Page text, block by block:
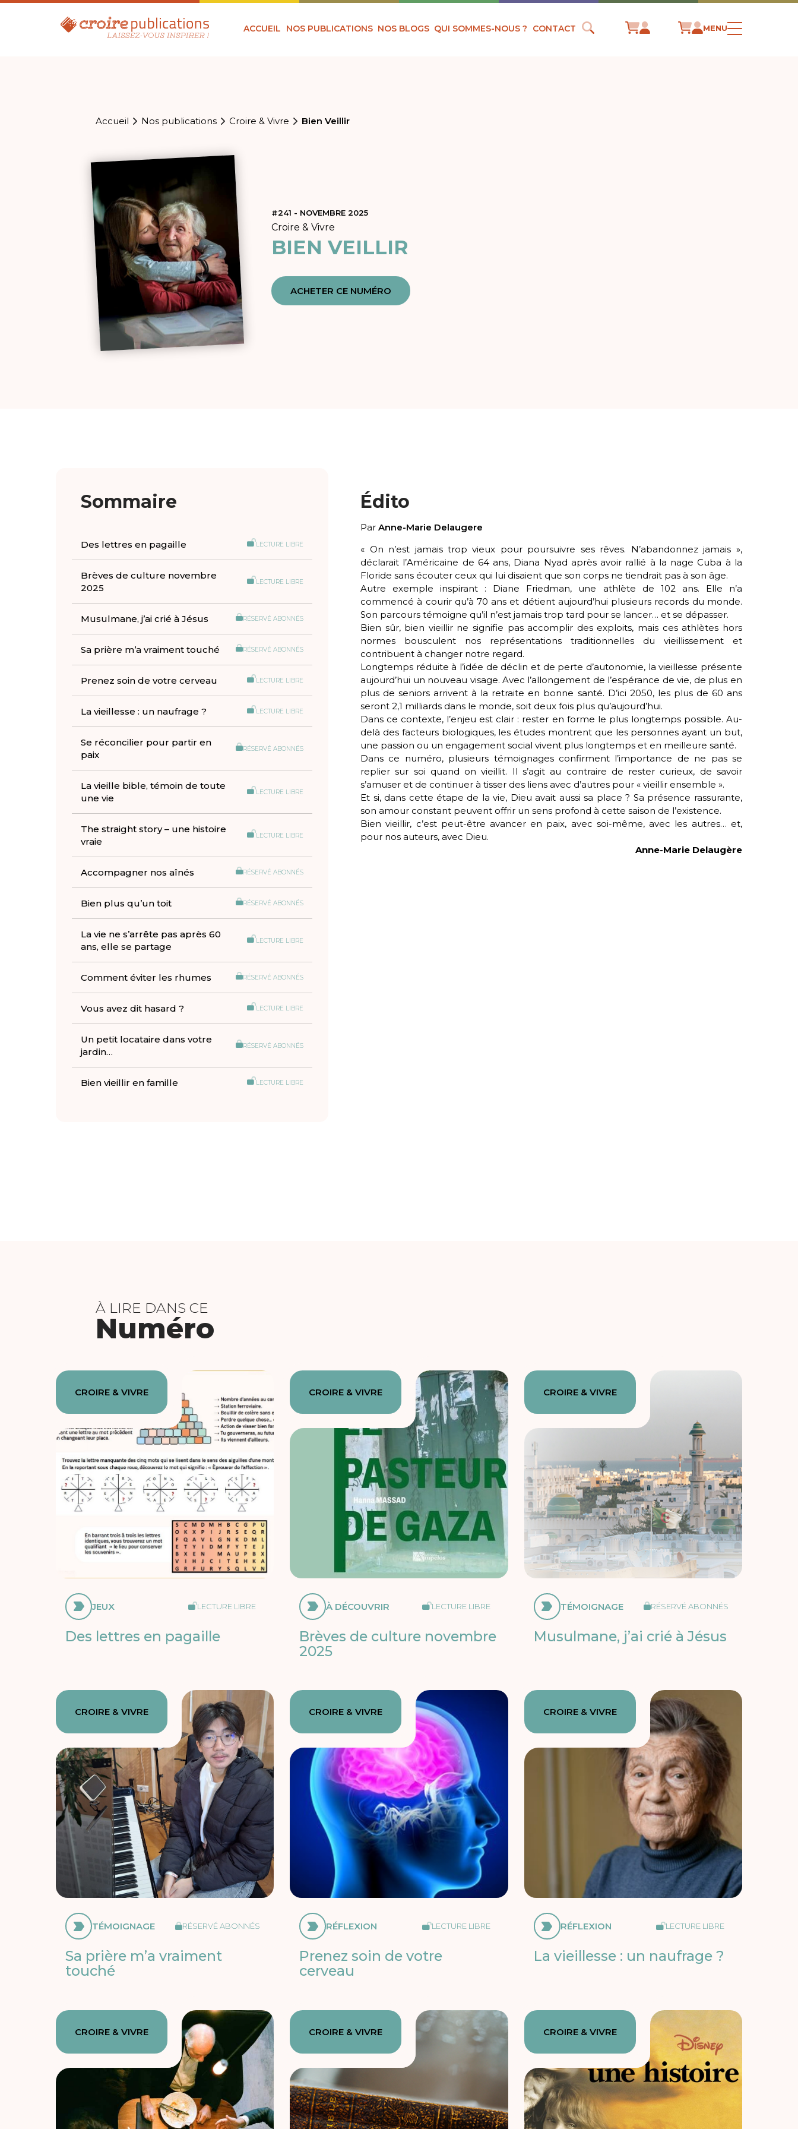
ACCUEIL NOS PUBLICATIONS NOS BLOGS QUI SOMMES-NOUS ? CONTACT MENU
Accueil Nos publications Croire & Vivre Bien Veillir
#241 - NOVEMBRE 2025
Croire & Vivre
BIEN VEILLIR
ACHETER CE NUMÉRO
Sommaire
Des lettres en pagaille LECTURE LIBRE
Brèves de culture novembre
2025
LECTURE LIBRE
Musulmane, j’ai crié à Jésus RÉSERVÉ ABONNÉS
Sa prière m’a vraiment touché RÉSERVÉ ABONNÉS
Prenez soin de votre cerveau LECTURE LIBRE
La vieillesse : un naufrage ? LECTURE LIBRE
Se réconcilier pour partir en
paix
RÉSERVÉ ABONNÉS
La vieille bible, témoin de toute
une vie
LECTURE LIBRE
The straight story – une histoire
vraie
LECTURE LIBRE
Accompagner nos aînés RÉSERVÉ ABONNÉS
Bien plus qu’un toit RÉSERVÉ ABONNÉS
La vie ne s’arrête pas après 60
ans, elle se partage
LECTURE LIBRE
Comment éviter les rhumes RÉSERVÉ ABONNÉS
Vous avez dit hasard ? LECTURE LIBRE
Un petit locataire dans votre
jardin…
RÉSERVÉ ABONNÉS
Bien vieillir en famille LECTURE LIBRE
Édito
ParAnne-Marie Delaugere
« On n’est jamais trop vieux pour poursuivre ses rêves. N’abandonnez jamais »,
déclarait l’Américaine de 64 ans, Diana Nyad après avoir rallié à la nage Cuba à la
Floride sans écouter ceux qui lui disaient que son corps ne tiendrait pas à son âge.
Autre exemple inspirant : Diane Friedman, une athlète de 102 ans. Elle n’a
commencé à courir qu’à 70 ans et détient aujourd’hui plusieurs records du monde.
Son parcours témoigne qu’il n’est jamais trop tard pour se lancer… et se dépasser.
Bien sûr, bien vieillir ne signifie pas accomplir des exploits, mais ces athlètes hors
normes bousculent nos représentations traditionnelles du vieillissement et
contribuent à changer notre regard.
Longtemps réduite à l’idée de déclin et de perte d’autonomie, la vieillesse présente
aujourd’hui un nouveau visage. Avec l’allongement de l’espérance de vie, de plus en
plus de seniors arrivent à la retraite en bonne santé. D’ici 2050, les plus de 60 ans
seront 2,1 milliards dans le monde, soit deux fois plus qu’aujourd’hui.
Dans ce contexte, l’enjeu est clair : rester en forme le plus longtemps possible. Au-
delà des facteurs biologiques, les études montrent que les personnes ayant un but,
une passion ou un engagement social vivent plus longtemps et en meilleure santé.
Dans ce numéro, plusieurs témoignages confirment l’importance de ne pas se
replier sur soi quand on vieillit. Il s’agit au contraire de rester curieux, de savoir
s’amuser et de continuer à tisser des liens avec d’autres pour « vieillir ensemble ».
Et si, dans cette étape de la vie, Dieu avait aussi sa place ? Sa présence rassurante,
son amour constant peuvent offrir un sens profond à cette saison de l’existence.
Bien vieillir, c’est peut-être avancer en paix, avec soi-même, avec les autres… et,
pour nos auteurs, avec Dieu.
Anne-Marie Delaugère
À LIRE DANS CE
Numéro
CROIRE & VIVRE
JEUX LECTURE LIBRE
Des lettres en pagaille
CROIRE & VIVRE
À DÉCOUVRIR LECTURE LIBRE
Brèves de culture novembre
2025
CROIRE & VIVRE
TÉMOIGNAGE RÉSERVÉ ABONNÉS
Musulmane, j’ai crié à Jésus
CROIRE & VIVRE
TÉMOIGNAGE RÉSERVÉ ABONNÉS
Sa prière m’a vraiment
touché
CROIRE & VIVRE
RÉFLEXION LECTURE LIBRE
Prenez soin de votre
cerveau
CROIRE & VIVRE
RÉFLEXION LECTURE LIBRE
La vieillesse : un naufrage ?
CROIRE & VIVRE CROIRE & VIVRE CROIRE & VIVRE